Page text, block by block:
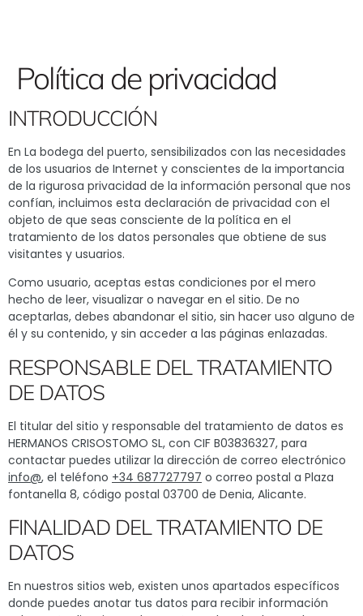
Política de privacidad
INTRODUCCIÓN
En La bodega del puerto, sensibilizados con las necesidades
de los usuarios de Internet y conscientes de la importancia
de la rigurosa privacidad de la información personal que nos
confían, incluimos esta declaración de privacidad con el
objeto de que seas consciente de la política en el
tratamiento de los datos personales que obtiene de sus
visitantes y usuarios.
Como usuario, aceptas estas condiciones por el mero
hecho de leer, visualizar o navegar en el sitio. De no
aceptarlas, debes abandonar el sitio, sin hacer uso alguno de
él y su contenido, y sin acceder a las páginas enlazadas.
RESPONSABLE DEL TRATAMIENTO
DE DATOS
El titular del sitio y responsable del tratamiento de datos es
HERMANOS CRISOSTOMO SL, con CIF B03836327, para
contactar puedes utilizar la dirección de correo electrónico
info@, el teléfono +34 687727797 o correo postal a Plaza
fontanella 8, código postal 03700 de Denia, Alicante.
FINALIDAD DEL TRATAMIENTO DE
DATOS
En nuestros sitios web, existen unos apartados específicos
donde puedes anotar tus datos para recibir información